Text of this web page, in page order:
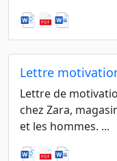
Lettre
Lettre de
chez Zara,
et les hommes. ...